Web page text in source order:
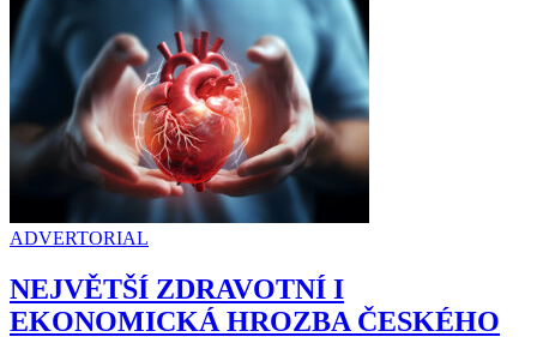
ADVERTORIAL
NEJVĚTŠÍ ZDRAVOTNÍ I
EKONOMICKÁ HROZBA ČESKÉHO